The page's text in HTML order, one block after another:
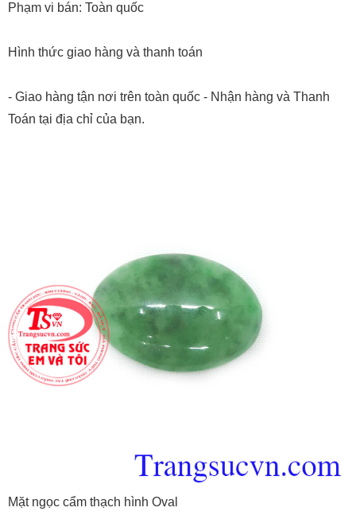
Phạm vi bán: Toàn quốc
Hình thức giao hàng và thanh toán
- Giao hàng tận nơi trên toàn quốc - Nhận hàng và Thanh
Toán tại địa chỉ của bạn.
Mặt ngọc cẩm thạch hình Oval